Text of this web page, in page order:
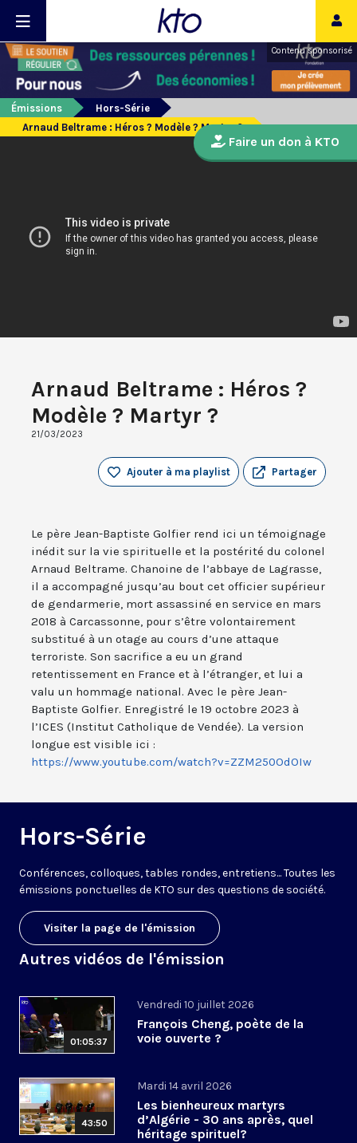
Contenu sponsorisé
Émissions
Hors-Série
Arnaud Beltrame : Héros ? Modèle ? Martyr ?
Arnaud Beltrame : Héros ?
Modèle ? Martyr ?
21/03/2023
Partager
Ajouter à ma playlist
Le père Jean-Baptiste Golfier rend ici un témoignage
inédit sur la vie spirituelle et la postérité du colonel
Arnaud Beltrame. Chanoine de l’abbaye de Lagrasse,
il a accompagné jusqu’au bout cet officier supérieur
de gendarmerie, mort assassiné en service en mars
2018 à Carcassonne, pour s’être volontairement
substitué à un otage au cours d’une attaque
terroriste. Son sacrifice a eu un grand
retentissement en France et à l’étranger, et lui a
valu un hommage national. Avec le père Jean-
Baptiste Golfier. Enregistré le 19 octobre 2023 à
l’ICES (Institut Catholique de Vendée). La version
longue est visible ici :
https://www.youtube.com/watch?v=ZZM250OdOIw
Hors-Série
Conférences, colloques, tables rondes, entretiens... Toutes les
émissions ponctuelles de KTO sur des questions de société.
Visiter la page de l'émission
Autres vidéos de l'émission
01:05:37
Vendredi 10 juillet 2026
François Cheng, poète de la
voie ouverte ?
43:50
Mardi 14 avril 2026
Les bienheureux martyrs
d’Algérie - 30 ans après, quel
héritage spirituel?
Faire un don à KTO